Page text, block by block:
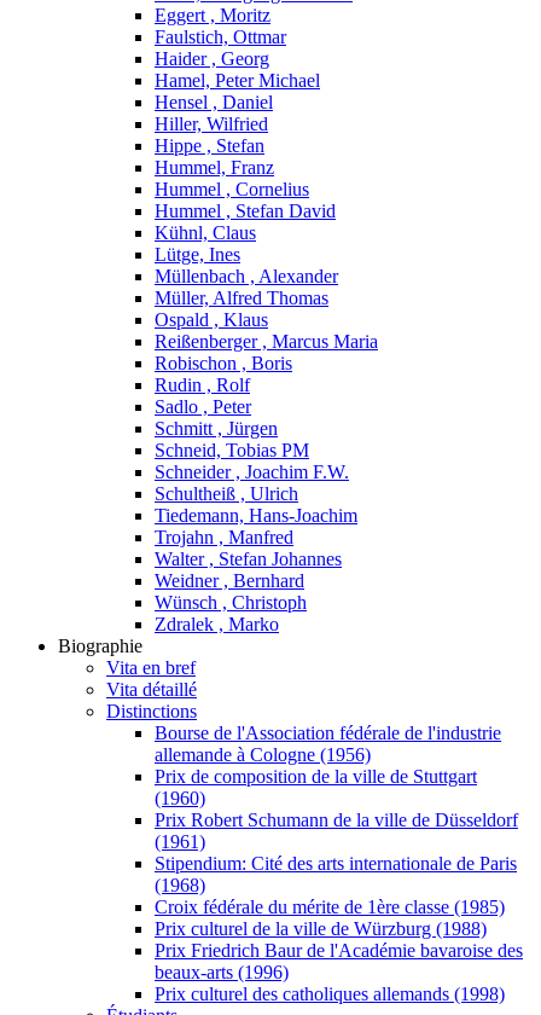
Eggert , Moritz
Faulstich, Ottmar
Haider , Georg
Hamel, Peter Michael
Hensel , Daniel
Hiller, Wilfried
Hippe , Stefan
Hummel, Franz
Hummel , Cornelius
Hummel , Stefan David
Kühnl, Claus
Lütge, Ines
Müllenbach , Alexander
Müller, Alfred Thomas
Ospald , Klaus
Reißenberger , Marcus Maria
Robischon , Boris
Rudin , Rolf
Sadlo , Peter
Schmitt , Jürgen
Schneid, Tobias PM
Schneider , Joachim F.W.
Schultheiß , Ulrich
Tiedemann, Hans-Joachim
Trojahn , Manfred
Walter , Stefan Johannes
Weidner , Bernhard
Wünsch , Christoph
Zdralek , Marko
Biographie
Vita en bref
Vita détaillé
Distinctions
Bourse de l'Association fédérale de l'industrie
allemande à Cologne (1956)
Prix de composition de la ville de Stuttgart
(1960)
Prix Robert Schumann de la ville de Düsseldorf
(1961)
Stipendium: Cité des arts internationale de Paris
(1968)
Croix fédérale du mérite de 1ère classe (1985)
Prix culturel de la ville de Würzburg (1988)
Prix Friedrich Baur de l'Académie bavaroise des
beaux-arts (1996)
Prix culturel des catholiques allemands (1998)